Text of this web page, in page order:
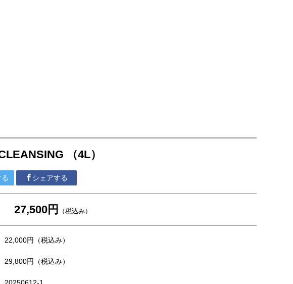
（4L）
シェアする
27,500円 （税込み）
22,000円 （税込み）
29,800円 （税込み）
20250612-1